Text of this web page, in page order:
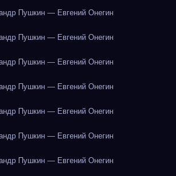
Пушкин — Евгений Онегин
Пушкин — Евгений Онегин
Пушкин — Евгений Онегин
Пушкин — Евгений Онегин
Пушкин — Евгений Онегин
Пушкин — Евгений Онегин
Пушкин — Евгений Онегин